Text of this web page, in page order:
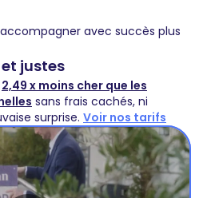
accompagner avec succès plus
justes
2,49 x moins cher que les
sans frais cachés, ni
surprise. Voir nos tarifs